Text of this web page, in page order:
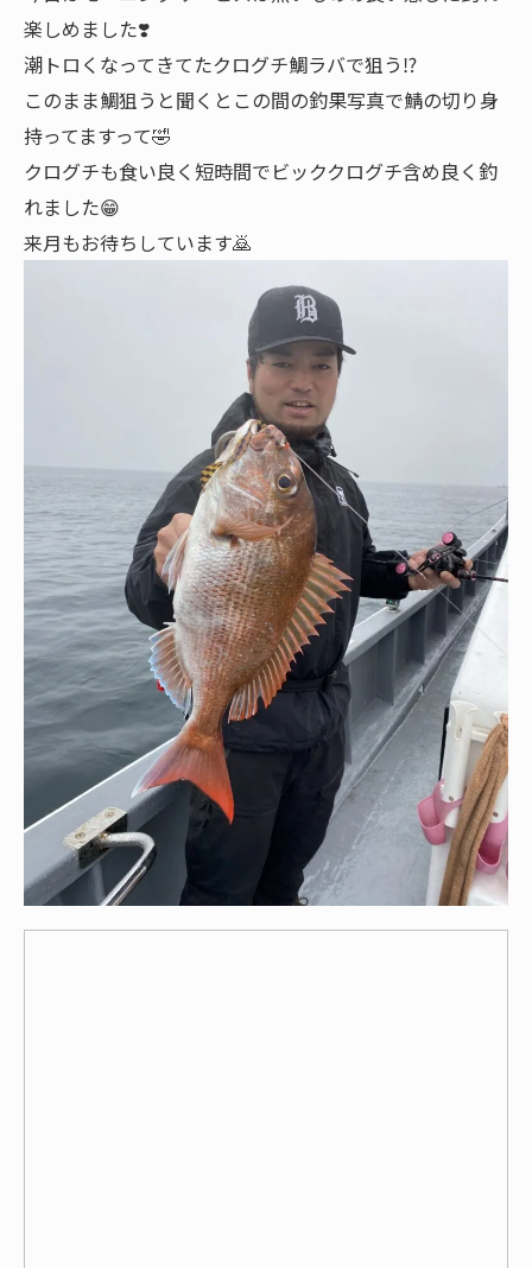
楽しめました❣️
潮トロくなってきてたクログチ鯛ラバで狙う⁉️
このまま鯛狙うと聞くとこの間の釣果写真で鯖の切り身
持ってますって🤣
クログチも食い良く短時間でビッククログチ含め良く釣
れました😁
来月もお待ちしています🙇